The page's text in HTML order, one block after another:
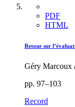
PDF
HTML
Retour sur
Géry Marcoux
pp. 97–103
Record